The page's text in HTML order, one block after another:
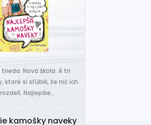
Nová škola. A tri
ktoré si sľúbili, že nič ich
Najlepšie...
kamošky naveky